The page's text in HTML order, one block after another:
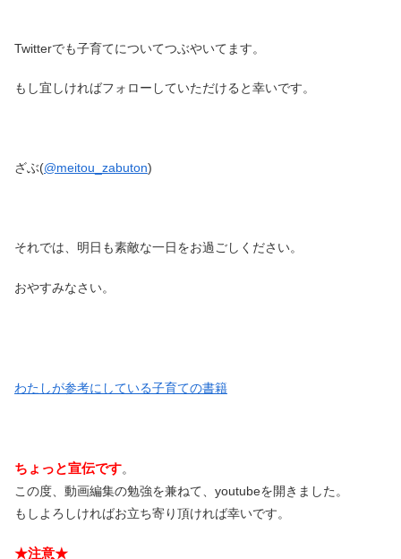
Twitterでも子育てについてつぶやいてます。
もし宜しければフォローしていただけると幸いです。
ざぶ(@meitou_zabuton)
それでは、明日も素敵な一日をお過ごしください。
おやすみなさい。
わたしが参考にしている子育ての書籍
ちょっと宣伝です。
この度、動画編集の勉強を兼ねて、youtubeを開きました。
もしよろしければお立ち寄り頂ければ幸いです。
★注意★